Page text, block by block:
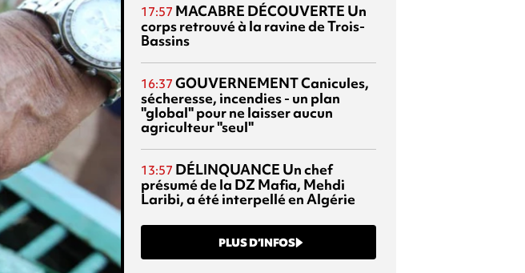
17:57 MACABRE DÉCOUVERTE Un
corps retrouvé à la ravine de Trois-
Bassins
16:37 GOUVERNEMENTCanicules,
sécheresse, incendies - un plan
"global" pour ne laisser aucun
agriculteur "seul"
13:57 DÉLINQUANCE Un chef
présumé de la DZ Mafia, Mehdi
Laribi, a été interpellé en Algérie
PLUS D’INFOS